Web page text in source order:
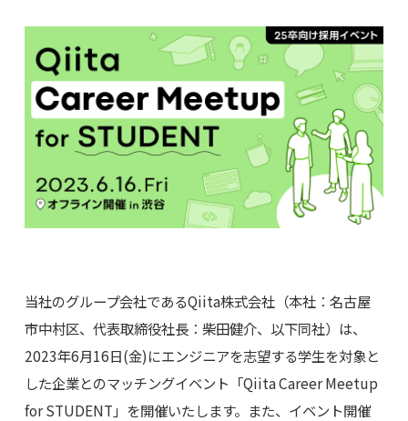
当社のグループ会社であるQiita株式会社（本社：名古屋
市中村区、代表取締役社長：柴田健介、以下同社）は、
2023年6月16日(金)にエンジニアを志望する学生を対象と
した企業とのマッチングイベント「Qiita Career Meetup
for STUDENT」を開催いたします。また、イベント開催